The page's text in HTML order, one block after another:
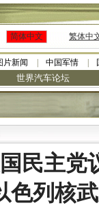
简体中文 繁体中
片新闻 中国军情
世界汽车论坛
民主党
色列核